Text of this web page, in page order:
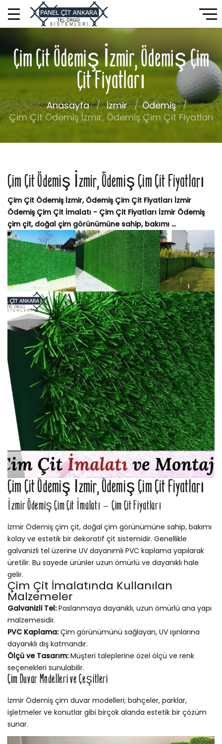
Çim Çit Ödemiş İzmir, Ödemiş Çim
Çit Fiyatları
Anasayfa İzmir
Ödemiş
Çim Çit Ödemiş İzmir, Ödemiş Çim Çit Fiyatları
Çim Çit Ödemiş İzmir, Ödemiş Çim Çit Fiyatları
Çim Çit Ödemiş İzmir, Ödemiş Çim Çit Fiyatları İzmir
Ödemiş Çim Çit İmalatı - Çim Çit Fiyatları İzmir Ödemiş
çim çit, doğal çim görünümüne sahip, bakımı ...
Çim Çit Ödemiş İzmir, Ödemiş Çim Çit Fiyatları
İzmir Ödemiş Çim Çit İmalatı – Çim Çit Fiyatları
İzmir Ödemiş çim çit, doğal çim görünümüne sahip, bakımı
kolay ve estetik bir dekoratif çit sistemidir. Genellikle
galvanizli tel üzerine UV dayanımlı PVC kaplama yapılarak
üretilir. Bu sayede ürünler uzun ömürlü ve dayanıklı hale
gelir.
Çim Çit İmalatında Kullanılan
Malzemeler
Galvanizli Tel:Paslanmaya dayanıklı, uzun ömürlü ana yapı
malzemesidir.
PVC Kaplama:Çim görünümünü sağlayan, UV ışınlarına
dayanıklı dış katmandır.
Ölçü ve Tasarım:Müşteri taleplerine özel ölçü ve renk
seçenekleri sunulabilir.
Çim Duvar Modelleri ve Çeşitleri
İzmir Ödemiş çim duvar modelleri; bahçeler, parklar,
işletmeler ve konutlar gibi birçok alanda estetik bir çözüm
sunar.